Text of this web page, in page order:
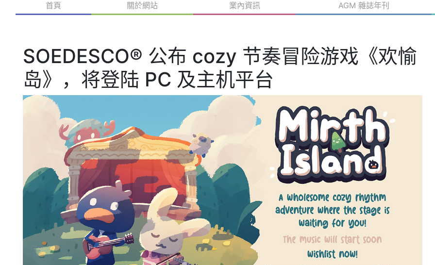
首頁 關於網站 業內資訊 AGM 雜誌年刊
SOEDESCO® 公布 cozy 节奏冒险游戏《欢愉
岛》，将登陆 PC 及主机平台